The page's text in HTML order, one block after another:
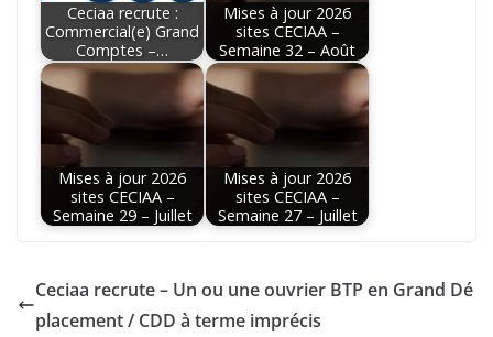
Ceciaa recrute :
Commercial(e) Grand
Comptes –…
Mises à jour 2026
sites CECIAA –
Semaine 32 – Août
Mises à jour 2026
sites CECIAA –
Semaine 29 – Juillet
Mises à jour 2026
sites CECIAA –
Semaine 27 – Juillet
Ceciaa recrute – Un ou une ouvrier BTP en Grand Dé
placement / CDD à terme imprécis